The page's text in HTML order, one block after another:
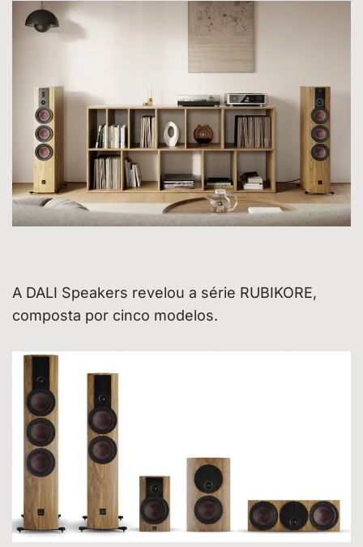
A DALI Speakers revelou a série RUBIKORE,
composta por cinco modelos.